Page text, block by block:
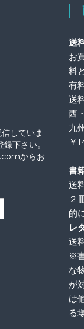
ン
していま
下さい。
からお
送
お
料
有
送
西
九
￥
書
送
２
的
レ
送
※
な
が
は
る